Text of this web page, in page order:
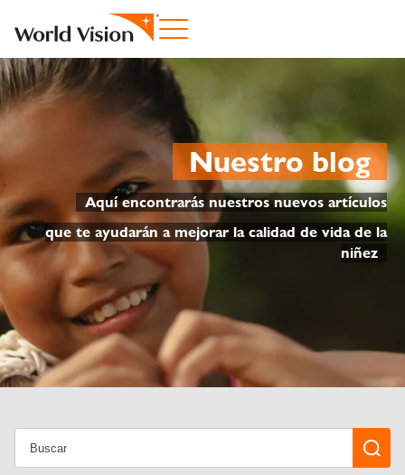
Nuestro blog
Aquí encontrarás nuestros nuevos artículos
que te ayudarán a mejorar la calidad de vida de la
niñez